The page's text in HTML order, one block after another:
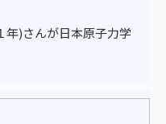
年)さんが日本原子力学